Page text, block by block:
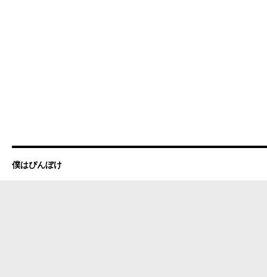
僕はぴんぼけ